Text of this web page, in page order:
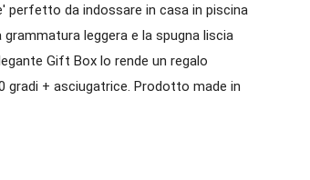
perfetto da indossare in casa in piscina
leggera e la spugna liscia
Gift Box lo rende un regalo
gradi + asciugatrice. Prodotto made in